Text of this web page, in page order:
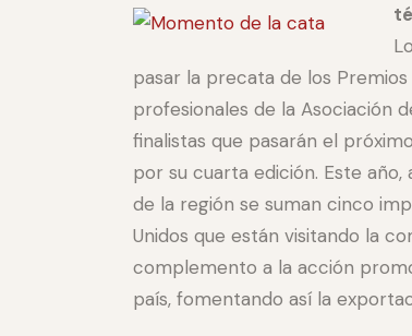
pasar la precata de los
profesionales de la Asociación
finalistas que pasarán el
por su cuarta edición. Este
de la región se suman cinco
Unidos que están visitando la
complemento a la acción
país, fomentando así la